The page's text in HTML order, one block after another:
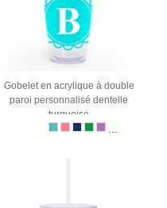
Gobelet en acrylique à double
paroi personnalisé dentelle
turquoise